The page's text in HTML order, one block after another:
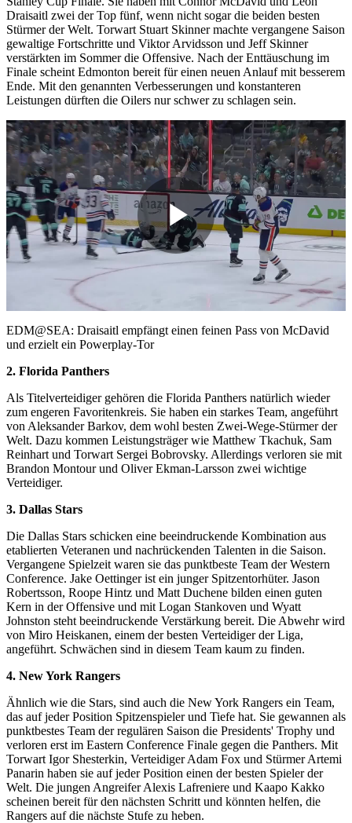
Draisaitl zwei der Top fünf, wenn nicht sogar die beiden besten
Stürmer der Welt. Torwart Stuart Skinner machte vergangene Saison
gewaltige Fortschritte und Viktor Arvidsson und Jeff Skinner
verstärkten im Sommer die Offensive. Nach der Enttäuschung im
Finale scheint Edmonton bereit für einen neuen Anlauf mit besserem
Ende. Mit den genannten Verbesserungen und konstanteren
Leistungen dürften die Oilers nur schwer zu schlagen sein.
Play
Video
EDM@SEA: Draisaitl empfängt einen feinen Pass von McDavid
und erzielt ein Powerplay-Tor
2. Florida Panthers
Als Titelverteidiger gehören die Florida Panthers natürlich wieder
zum engeren Favoritenkreis. Sie haben ein starkes Team, angeführt
von Aleksander Barkov, dem wohl besten Zwei-Wege-Stürmer der
Welt. Dazu kommen Leistungsträger wie Matthew Tkachuk, Sam
Reinhart und Torwart Sergei Bobrovsky. Allerdings verloren sie mit
Brandon Montour und Oliver Ekman-Larsson zwei wichtige
Verteidiger.
3. Dallas Stars
Die Dallas Stars schicken eine beeindruckende Kombination aus
etablierten Veteranen und nachrückenden Talenten in die Saison.
Vergangene Spielzeit waren sie das punktbeste Team der Western
Conference. Jake Oettinger ist ein junger Spitzentorhüter. Jason
Robertsson, Roope Hintz und Matt Duchene bilden einen guten
Kern in der Offensive und mit Logan Stankoven und Wyatt
Johnston steht beeindruckende Verstärkung bereit. Die Abwehr wird
von Miro Heiskanen, einem der besten Verteidiger der Liga,
angeführt. Schwächen sind in diesem Team kaum zu finden.
4. New York Rangers
Ähnlich wie die Stars, sind auch die New York Rangers ein Team,
das auf jeder Position Spitzenspieler und Tiefe hat. Sie gewannen als
punktbestes Team der regulären Saison die Presidents' Trophy und
verloren erst im Eastern Conference Finale gegen die Panthers. Mit
Torwart Igor Shesterkin, Verteidiger Adam Fox und Stürmer Artemi
Panarin haben sie auf jeder Position einen der besten Spieler der
Welt. Die jungen Angreifer Alexis Lafreniere und Kaapo Kakko
scheinen bereit für den nächsten Schritt und könnten helfen, die
Rangers auf die nächste Stufe zu heben.